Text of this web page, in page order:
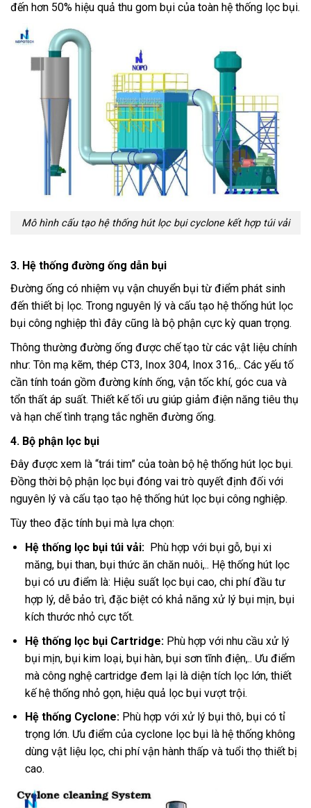
đến hơn 50% hiệu quả thu gom bụi của toàn hệ thống lọc bụi.
Mô hình cấu tạo hệ thống hút lọc bụi cyclone kết hợp túi vải
3. Hệ thống đường ống dẫn bụi
Đường ống có nhiệm vụ vận chuyển bụi từ điểm phát sinh
đến thiết bị lọc. Trong nguyên lý và cấu tạo hệ thống hút lọc
bụi công nghiệp thì đây cũng là bộ phận cực kỳ quan trọng.
Thông thường đường ống được chế tạo từ các vật liệu chính
như: Tôn mạ kẽm, thép CT3, Inox 304, Inox 316,.. Các yếu tố
cần tính toán gồm đường kính ống, vận tốc khí, góc cua và
tổn thất áp suất. Thiết kế tối ưu giúp giảm điện năng tiêu thụ
và hạn chế tình trạng tắc nghẽn đường ống.
4. Bộ phận lọc bụi
Đây được xem là “trái tim” của toàn bộ hệ thống hút lọc bụi.
Đồng thời bộ phận lọc bụi đóng vai trò quyết định đối với
nguyên lý và cấu tạo tạo hệ thống hút lọc bụi công nghiệp.
Tùy theo đặc tính bụi mà lựa chọn:
Hệ thống lọc bụi túi vải: Phù hợp với bụi gỗ, bụi xi
măng, bụi than, bụi thức ăn chăn nuôi,.. Hệ thống hút lọc
bụi có ưu điểm là: Hiệu suất lọc bụi cao, chi phí đầu tư
hợp lý, dễ bảo trì, đặc biệt có khả năng xử lý bụi mịn, bụi
kích thước nhỏ cực tốt.
Hệ thống lọc bụi Cartridge: Phù hợp với nhu cầu xử lý
bụi mịn, bụi kim loại, bụi hàn, bụi sơn tĩnh điện,.. Ưu điểm
mà công nghệ cartridge đem lại là diện tích lọc lớn, thiết
kế hệ thống nhỏ gọn, hiệu quả lọc bụi vượt trội.
Hệ thống Cyclone:Phù hợp với xử lý bụi thô, bụi có tỉ
trọng lớn. Ưu điểm của cyclone lọc bụi là hệ thống không
dùng vật liệu lọc, chi phí vận hành thấp và tuổi thọ thiết bị
cao.